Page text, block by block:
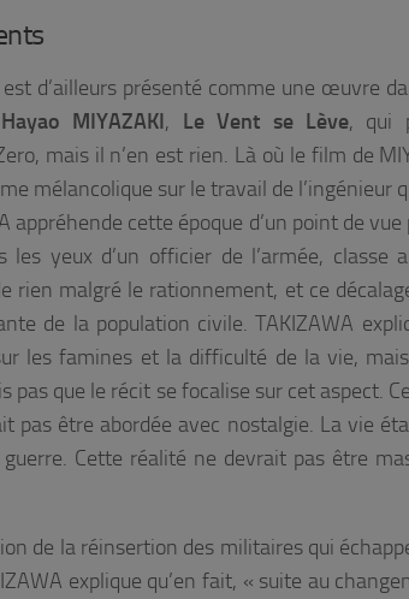
d’ailleurs présenté comme une œuvre
Hayao MIYAZAKI, Le Vent se Lève, qui
mais il n’en est rien. Là où le film de
mélancolique sur le travail de l’ingénieur
appréhende cette époque d’un point de
yeux d’un officier de l’armée, classe
rien malgré le rationnement, et ce
de la population civile. TAKIZAWA
les famines et la difficulté de la vie,
pas que le récit se focalise sur cet aspect.
pas être abordée avec nostalgie. La vie
Cette réalité ne devrait pas être
de la réinsertion des militaires qui
explique qu’en fait, « suite au